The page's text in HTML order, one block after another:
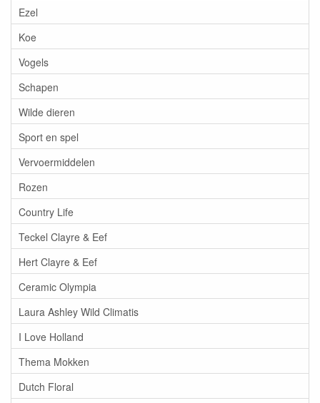
Ezel
Koe
Vogels
Schapen
Wilde dieren
Sport en spel
Vervoermiddelen
Rozen
Country Life
Teckel Clayre & Eef
Hert Clayre & Eef
Ceramic Olympia
Laura Ashley Wild Climatis
I Love Holland
Thema Mokken
Dutch Floral